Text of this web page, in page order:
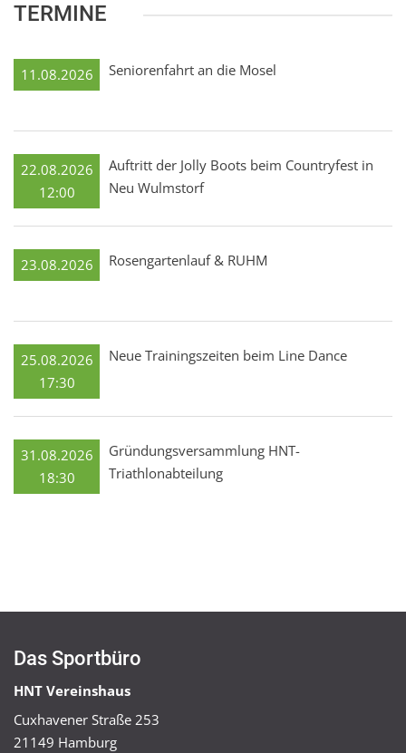
TERMINE
11.08.2026 Seniorenfahrt an die Mosel
22.08.2026
12:00
Auftritt der Jolly Boots beim Countryfest in
Neu Wulmstorf
23.08.2026 Rosengartenlauf & RUHM
25.08.2026
17:30
Neue Trainingszeiten beim Line Dance
31.08.2026
18:30
Gründungsversammlung HNT-
Triathlonabteilung
Das Sportbüro
HNT Vereinshaus
Cuxhavener Straße 253
21149 Hamburg